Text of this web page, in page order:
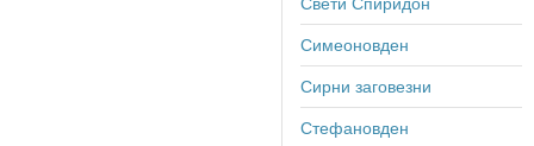
Симеоновден
Сирни заговезни
Стефановден